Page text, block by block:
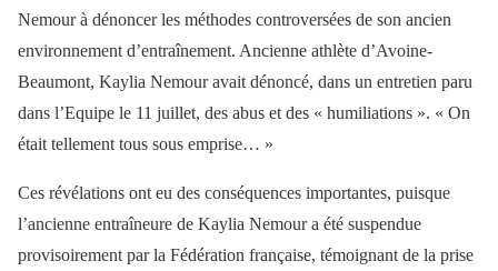
Nemour à dénoncer les méthodes controversées de son ancien
environnement d’entraînement. Ancienne athlète d’Avoine-
Beaumont, Kaylia Nemour avait dénoncé, dans un entretien paru
dans l’Equipe le 11 juillet, des abus et des « humiliations ». « On
était tellement tous sous emprise… »
Ces révélations ont eu des conséquences importantes, puisque
l’ancienne entraîneure de Kaylia Nemour a été suspendue
provisoirement par la Fédération française, témoignant de la prise